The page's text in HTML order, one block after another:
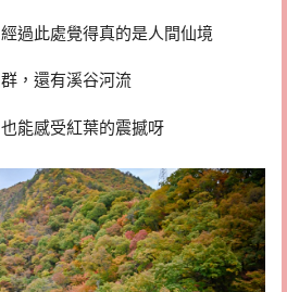
過此處覺得真的是人間仙境
，還有溪谷河流
能感受紅葉的震撼呀